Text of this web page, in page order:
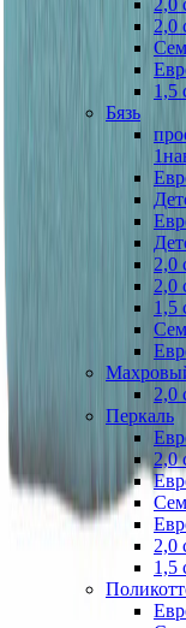
2,0
1,5
Бязь
2,0
2,0
1,5
2,0
Перкаль
2,0
2,0
1,5